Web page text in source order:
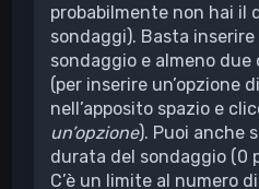
probabilmente non hai il
sondaggi). Basta
sondaggio e almeno due
(per inserire un’opzione
nell’apposito spazio e
un’opzione). Puoi anche
durata del sondaggio (0
C’è un limite al numero